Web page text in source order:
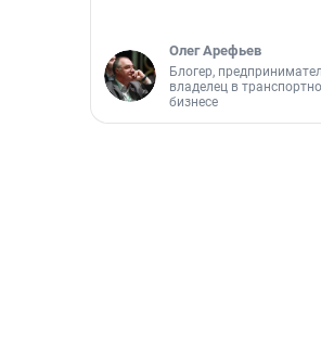
Олег Арефьев
Блогер,
владелец в
бизнесе